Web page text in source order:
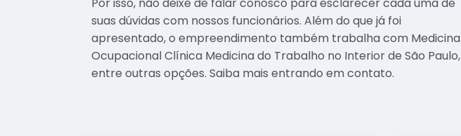
suas dúvidas com nossos funcionários. Além do que já foi
apresentado, o empreendimento também trabalha com Medicina
Ocupacional Clínica Medicina do Trabalho no Interior de São Paulo,
entre outras opções. Saiba mais entrando em contato.